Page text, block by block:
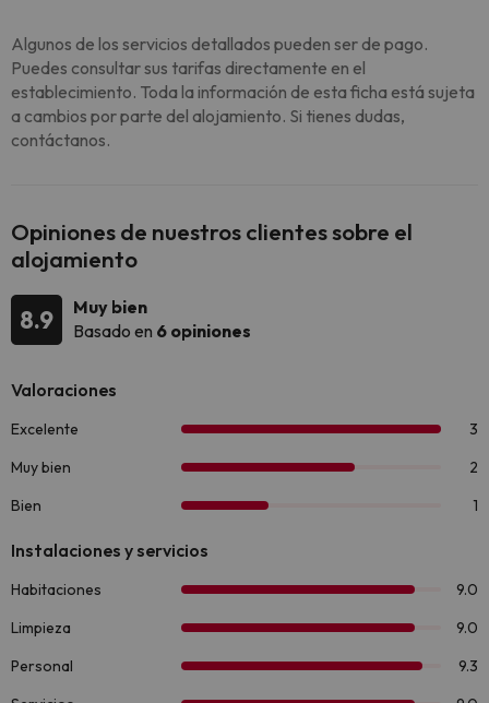
Algunos de los servicios detallados pueden ser de pago.
Puedes consultar sus tarifas directamente en el
establecimiento. Toda la información de esta ficha está sujeta
a cambios por parte del alojamiento. Si tienes dudas,
contáctanos.
Opiniones de nuestros clientes sobre el
alojamiento
8.9
Muy bien
Basado en 6 opiniones